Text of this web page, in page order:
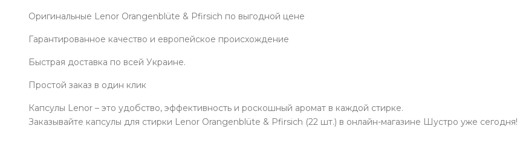
Оригинальные Lenor Orangenblüte & Pfirsich по выгодной цене
Гарантированное качество и европейское происхождение
Быстрая доставка по всей Украине.
Простой заказ в один клик
Капсулы Lenor – это удобство, эффективность и роскошный аромат в каждой стирке.
Заказывайте капсулы для стирки Lenor Orangenblüte & Pfirsich (22 шт.) в онлайн-магазине Шустро уже сегодня!